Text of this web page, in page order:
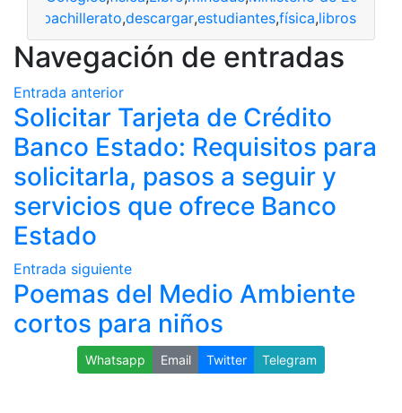
bachillerato,descargar,estudiantes,física,libros
Navegación de entradas
Entrada anterior
Solicitar Tarjeta de Crédito
Banco Estado: Requisitos para
solicitarla, pasos a seguir y
servicios que ofrece Banco
Estado
Entrada siguiente
Poemas del Medio Ambiente
cortos para niños
Whatsapp Email Twitter Telegram